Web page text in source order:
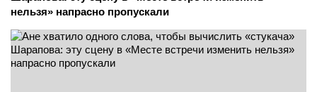
нельзя» напрасно пропускали